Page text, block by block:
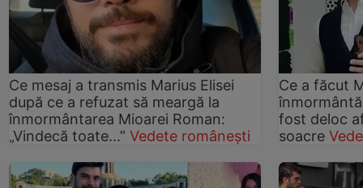
Ce mesaj a transmis Marius Elisei
după ce a refuzat să meargă la
înmormântarea Mioarei Roman:
„Vindecă toate...” Vedete românești
Ce a făcut
fost deloc
soacre